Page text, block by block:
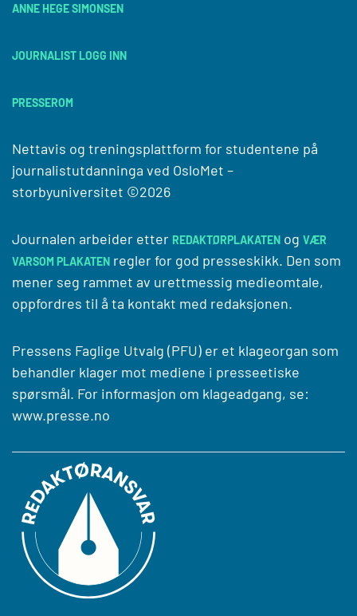
ANNE HEGE SIMONSEN
JOURNALIST LOGG INN
PRESSEROM
Nettavis og treningsplattform for studentene på
journalistutdanninga ved OsloMet –
storbyuniversitet ©2026
Journalen arbeider etter REDAKTØRPLAKATEN og VÆR
VARSOM PLAKATEN regler for god presseskikk. Den som
mener seg rammet av urettmessig medieomtale,
oppfordres til å ta kontakt med redaksjonen.
Pressens Faglige Utvalg (PFU) er et klageorgan som
behandler klager mot mediene i presseetiske
spørsmål. For informasjon om klageadgang, se:
www.presse.no